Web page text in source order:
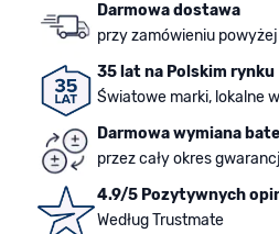
Darmowa dostawa
przy zamówieniu powyżej
35 lat na Polskim rynku
Światowe marki, lokalne
Darmowa wymiana
przez cały okres
4.9/5 Pozytywnych
Według Trustmate